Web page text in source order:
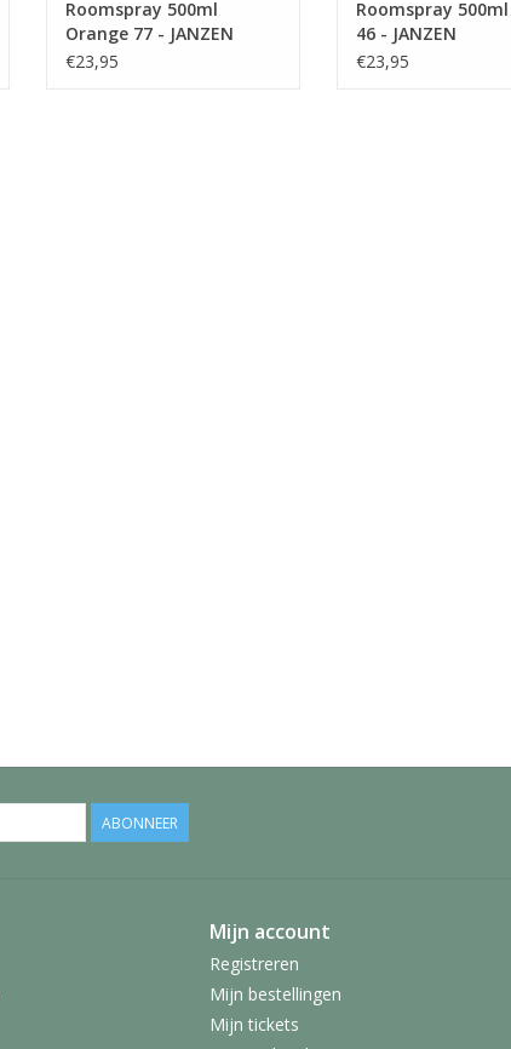
Roomspray 500ml
Orange 77 - JANZEN
€23,95
Roomspray
46 - JANZEN
€23,95
ABONNEER
Mijn account
Registreren
Mijn bestellingen
Mijn tickets